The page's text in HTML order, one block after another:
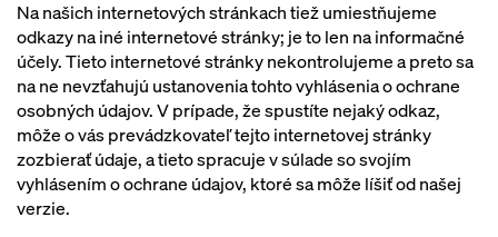
Na našich internetových stránkach tiež umiestňujeme
odkazy na iné internetové stránky; je to len na informačné
účely. Tieto internetové stránky nekontrolujeme a preto sa
na ne nevzťahujú ustanovenia tohto vyhlásenia o ochrane
osobných údajov. V prípade, že spustíte nejaký odkaz,
môže o vás prevádzkovateľ tejto internetovej stránky
zozbierať údaje, a tieto spracuje v súlade so svojím
vyhlásením o ochrane údajov, ktoré sa môže líšiť od našej
verzie.